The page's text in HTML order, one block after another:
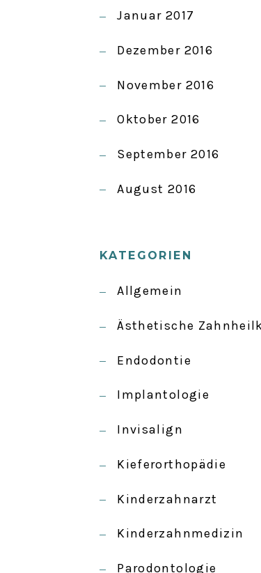
Januar 2017
Dezember 2016
November 2016
Oktober 2016
September 2016
August 2016
KATEGORIEN
Allgemein
Ästhetische
Endodontie
Implantologie
Invisalign
Kieferorthopädie
Kinderzahnarzt
Kinderzahnmedizin
Parodontologie